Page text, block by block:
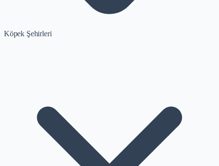
Köpek Şehirleri